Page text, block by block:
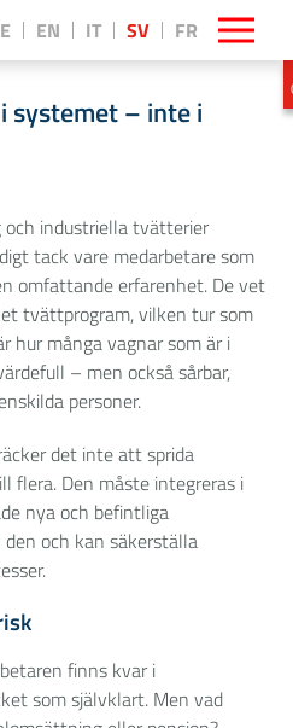
EN IT SV FR
systemet – inte i
industriella tvätterier
tack vare medarbetare som
omfattande erfarenhet. De vet
tvättprogram, vilken tur som
hur många vagnar som är i
– men också sårbar,
personer.
det inte att sprida
flera. Den måste integreras i
nya och befintliga
och kan säkerställa
finns kvar i
som självklart. Men vad